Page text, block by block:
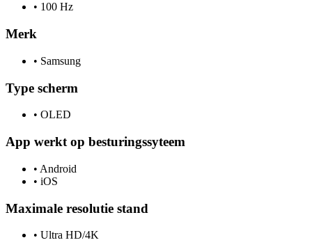
• 100 Hz
Merk
• Samsung
Type scherm
• OLED
App werkt op besturingssyteem
• Android
• iOS
Maximale resolutie stand
• Ultra HD/4K